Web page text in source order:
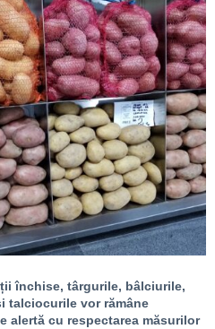
închise, târgurile, bâlciurile,
talciocurile vor rămâne
alertă cu respectarea măsurilor